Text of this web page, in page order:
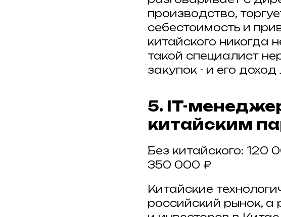
производство,
себестоимость и
китайского никогда
такой специалист
закупок - и его
5. IT-
китайским
Без китайского:
350 000 ₽
Китайские
российский рынок, а